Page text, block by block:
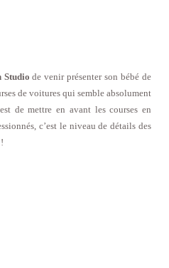
Studio de venir présenter son bébé de
de voitures qui semble absolument
de mettre en avant les courses en
c’est le niveau de détails des